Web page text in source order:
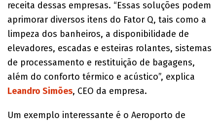
receita dessas empresas. “Essas soluções podem
aprimorar diversos itens do Fator Q, tais como a
limpeza dos banheiros, a disponibilidade de
elevadores, escadas e esteiras rolantes, sistemas
de processamento e restituição de bagagens,
além do conforto térmico e acústico”, explica
Leandro Simões, CEO da empresa.
Um exemplo interessante é o Aeroporto de